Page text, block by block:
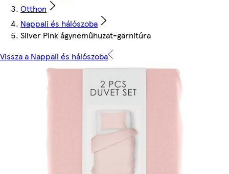
Otthon
Nappali és hálószoba
Silver Pink ágyneműhuzat-garnitúra
Vissza a Nappali és hálószoba